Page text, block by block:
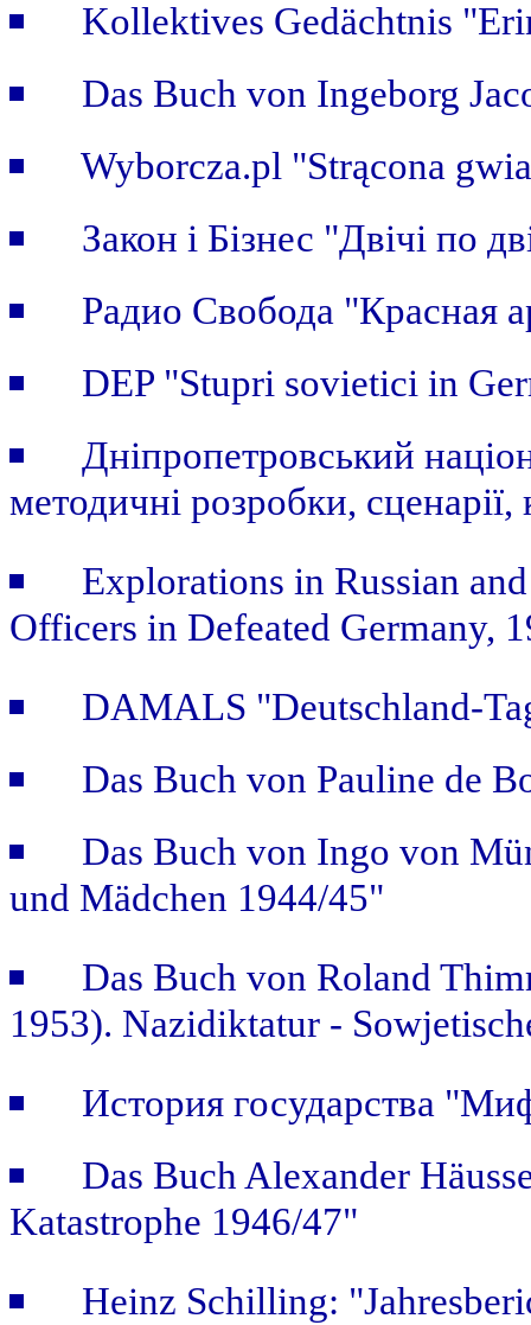
Kollektives Gedächtnis
Das Buch von Ingeborg
Wyborcza.pl "Strącona
Закон i Бiзнес "Двічі по
Радио Свобода "Красная
DEP "Stupri sovietici in
Дніпропетровський
методичні розробки,
Explorations in Russian
Officers in Defeated Germany,
DAMALS "Deutschland-
Das Buch von Pauline de
Das Buch von Ingo von
und Mädchen 1944/45"
Das Buch von Roland
1953). Nazidiktatur -
История государства
Das Buch Alexander
Katastrophe 1946/47"
Heinz Schilling: